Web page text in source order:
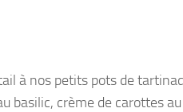
à nos petits pots de
basilic, crème de carottes